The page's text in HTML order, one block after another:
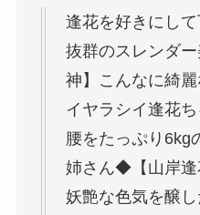
逢花を好きにし
抜群のスレンダ
神】こんなに綺
イヤラシイ逢花
腰をたっぷり6kg
姉さん◆【山岸逢
妖艶な色気を醸